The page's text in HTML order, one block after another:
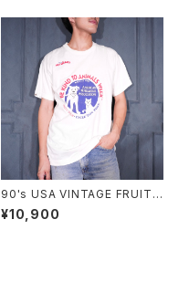
90's USA VINTAGE FRUIT
OF THE LOOM PETS MART
BE KIND TO ANIMALS WEE
¥10,900